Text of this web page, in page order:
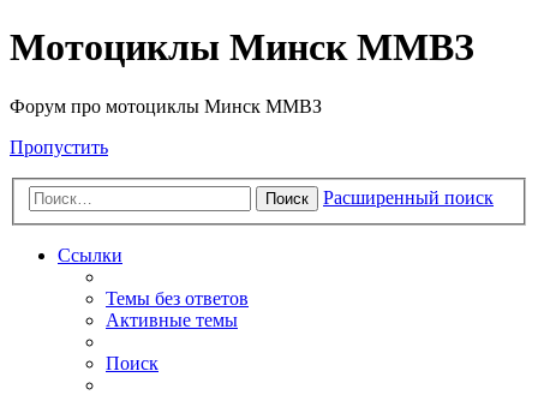
Мотоциклы Минск ММВЗ
Форум про мотоциклы Минск ММВЗ
Пропустить
Поиск Расширенный поиск
Ссылки
Темы без ответов
Активные темы
Поиск